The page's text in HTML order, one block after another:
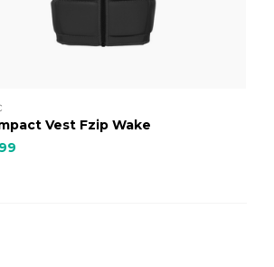
Vest Fzip Wake